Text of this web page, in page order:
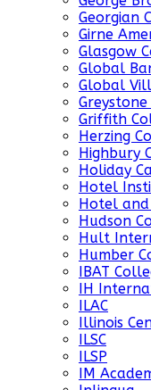
Georgian
Girne
Glasgow
Global
Global
Griffith
Herzing
Highbury
Holiday
Hotel
Hotel
Hudson
Hult
Humber
IBAT
IH
ILAC
Illinois
ILSC
ILSP
IM